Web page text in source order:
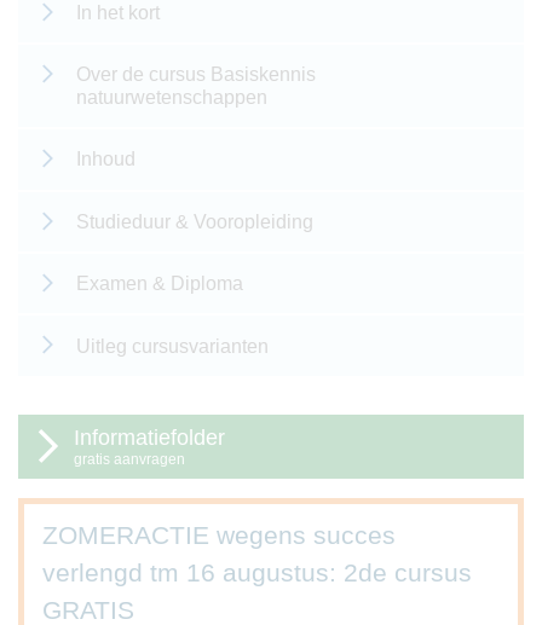
In het kort
Over de cursus Basiskennis
natuurwetenschappen
Inhoud
Studieduur & Vooropleiding
Examen & Diploma
Uitleg cursusvarianten
Informatiefolder
gratis aanvragen
ZOMERACTIE wegens succes
verlengd tm 16 augustus: 2de cursus
GRATIS